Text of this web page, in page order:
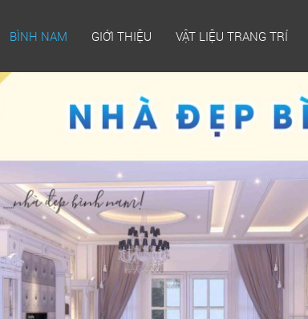
BÌNH NAM GIỚI THIỆU VẬT LIỆU TRANG TRÍ